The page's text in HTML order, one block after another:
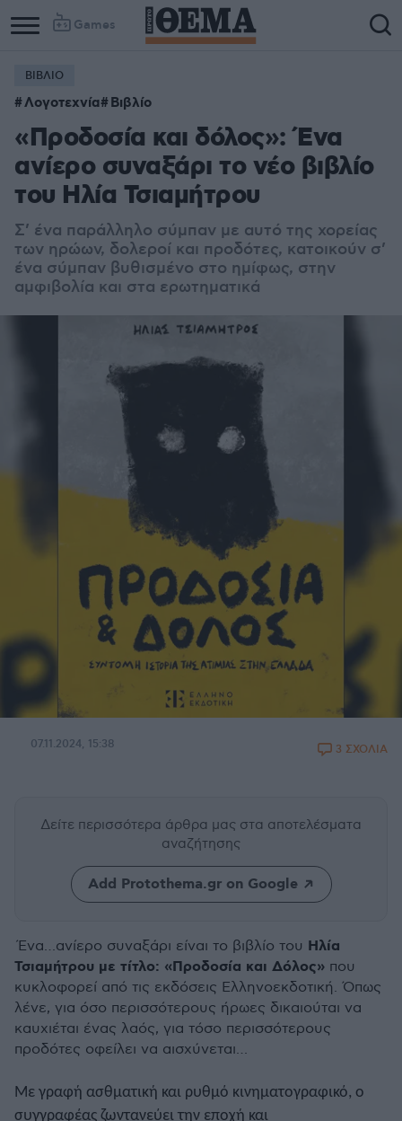
Games
ΒΙΒΛΙΟ
Λογοτεχνία Βιβλίο
«Προδοσία και δόλος»: Ένα
ανίερο συναξάρι το νέο βιβλίο
του Ηλία Τσιαμήτρου
Σ’ ένα παράλληλο σύμπαν με αυτό της χορείας
των ηρώων, δολεροί και προδότες, κατοικούν σ’
ένα σύμπαν βυθισμένο στο ημίφως, στην
αμφιβολία και στα ερωτηματικά
07.11.2024, 15:38 3 ΣΧΟΛΙΑ
Δείτε περισσότερα άρθρα μας στα αποτελέσματα
αναζήτησης
Add Protothema.gr on Google
Ένα…ανίερο συναξάρι είναι το βιβλίο του Ηλία
Τσιαμήτρου με τίτλο: «Προδοσία και Δόλος» που
κυκλοφορεί από τις εκδόσεις Ελληνοεκδοτική. Όπως
λένε, για όσο περισσότερους ήρωες δικαιούται να
καυχιέται ένας λαός, για τόσο περισσότερους
προδότες οφείλει να αισχύνεται…
Με γραφή ασθματική και ρυθμό κινηματογραφικό, ο
συγγραφέας ζωντανεύει την εποχή και